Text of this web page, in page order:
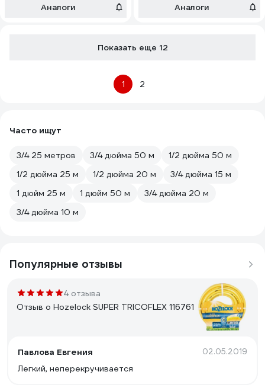
Аналоги Аналоги
Показать еще 12
1 2
Часто ищут
3/4 25 метров 3/4 дюйма 50 м
1/2 дюйма 50 м
1/2 дюйма 25 м
1/2 дюйма 20 м
3/4 дюйма 15 м
1 дюйм 25 м
1 дюйм 50 м
3/4 дюйма 20 м
3/4 дюйма 10 м
Популярные отзывы
4 отзыва
Отзыв о Hozelock SUPER TRICOFLEX 116761
Павлова Евгения 02.05.2019
Легкий, неперекручивается